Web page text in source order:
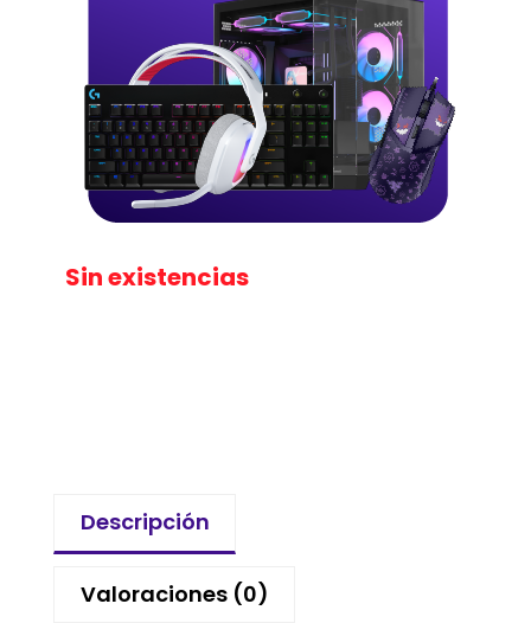
Sin existencias
Descripción
Valoraciones (0)